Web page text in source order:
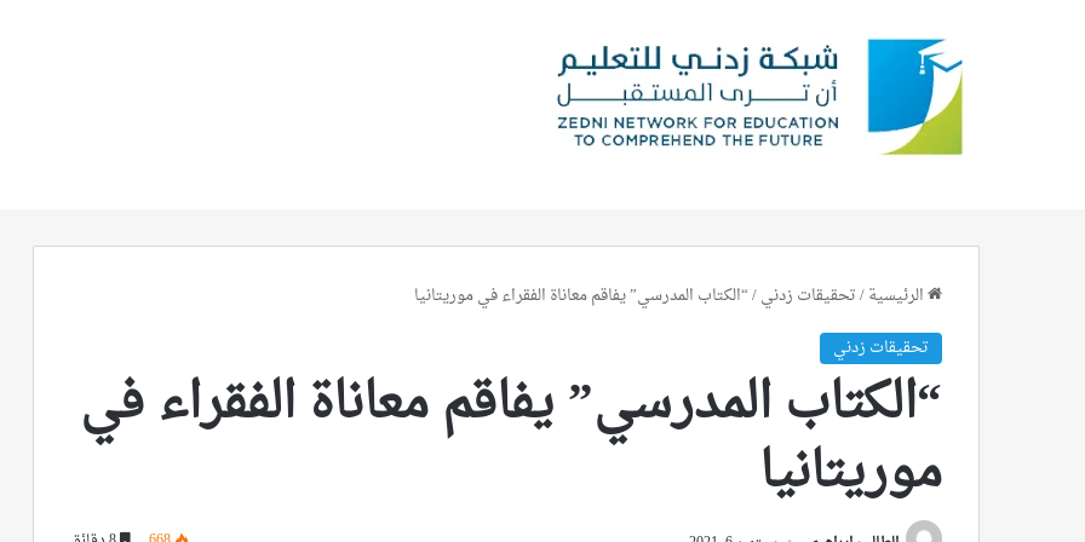
الرئيسية/تحقيقات زدني/“الكتاب المدرسي” يفاقم معاناة الفقراء في موريتانيا
تحقيقات زدني
“الكتاب المدرسي” يفاقم معاناة الفقراء في
موريتانيا